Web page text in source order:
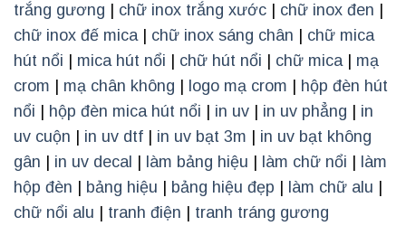
trắng gương
chữ inox trắng xước chữ inox đen
chữ inox đế mica| chữ inox sáng chân
chữ mica
hút nổi
mica hút nổi chữ hút nổi chữ mica| mạ
crom
mạ chân không logo mạ crom
hộp đèn hút
nổi
hộp đèn mica hút nổi in uv in uv phẳng
in
uv cuộn
in uv dtf in uv bạt 3m
in uv bạt không
gân
in uv decal làm bảng hiệu làm chữ nổi
làm
hộp đèn
bảng hiệu bảng hiệu đẹp làm chữ alu
chữ nổi alu
tranh điện tranh tráng gương